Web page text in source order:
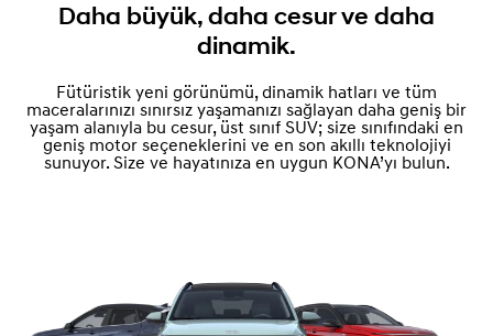
Daha büyük, daha cesur ve daha
dinamik.
Fütüristik yeni görünümü, dinamik hatları ve tüm
maceralarınızı sınırsız yaşamanızı sağlayan daha geniş bir
yaşam alanıyla bu cesur, üst sınıf SUV; size sınıfındaki en
geniş motor seçeneklerini ve en son akıllı teknolojiyi
sunuyor. Size ve hayatınıza en uygun KONA’yı bulun.